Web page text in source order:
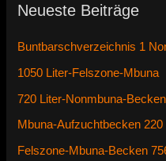
Neueste Beiträge
Buntbarschverzeichnis 1
1050 Liter-Felszone-Mbuna
720 Liter-Nonmbuna-
Mbuna-Aufzuchtbecken 220
Felszone-Mbuna-Becken